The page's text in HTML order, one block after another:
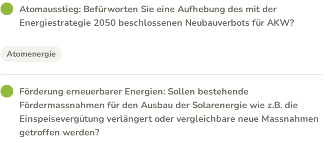
GOODAtomausstieg: Befürworten Sie eine Aufhebung des mit der
Energiestrategie 2050 beschlossenen Neubauverbots für AKW?
Atomenergie
GOODFörderung erneuerbarer Energien: Sollen bestehende
Fördermassnahmen für den Ausbau der Solarenergie wie z.B. die
Einspeisevergütung verlängert oder vergleichbare neue Massnahmen
getroffen werden?